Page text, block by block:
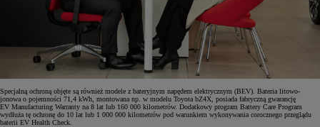
Specjalną ochroną objęte są również modele z bateryjnym napędem elektrycznym (BEV). Bateria litowo-
jonowa o pojemności 71,4 kWh, montowana np. w modelu Toyota bZ4X, posiada fabryczną gwarancję
EV Manufacturing Warranty na 8 lat lub 160 000 kilometrów. Dodatkowy program Battery Care Program
wydłuża tę ochronę do 10 lat lub 1 000 000 kilometrów pod warunkiem wykonywania corocznego przeglądu
baterii EV Health Check.